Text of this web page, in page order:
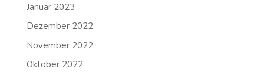
Januar 2023
Dezember 2022
November 2022
Oktober 2022